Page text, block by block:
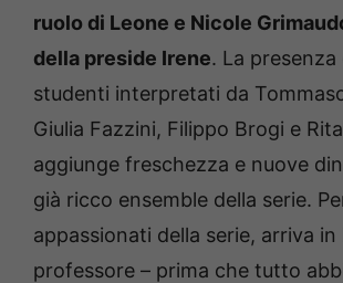
ruolo di Leone e Nicole
della preside Irene. La presenza
studenti interpretati da
Giulia Fazzini, Filippo Brogi e
aggiunge freschezza e nuove
già ricco ensemble della serie.
appassionati della serie, arriva in
professore – prima che tutto